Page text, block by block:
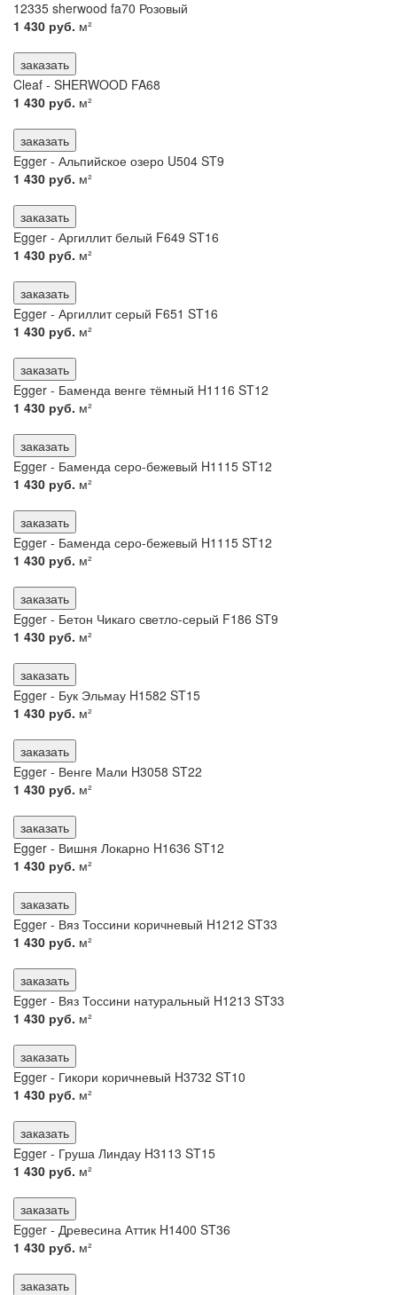
12335 sherwood fa70 Розовый
1 430 руб. м²
заказать
Cleaf - SHERWOOD FA68
1 430 руб. м²
заказать
Egger - Альпийское озеро U504 ST9
1 430 руб. м²
заказать
Egger - Аргиллит белый F649 ST16
1 430 руб. м²
заказать
Egger - Аргиллит серый F651 ST16
1 430 руб. м²
заказать
Egger - Баменда венге тёмный H1116 ST12
1 430 руб. м²
заказать
Egger - Баменда серо-бежевый H1115 ST12
1 430 руб. м²
заказать
Egger - Баменда серо-бежевый H1115 ST12
1 430 руб. м²
заказать
Egger - Бетон Чикаго светло-серый F186 ST9
1 430 руб. м²
заказать
Egger - Бук Эльмау H1582 ST15
1 430 руб. м²
заказать
Egger - Венге Мали H3058 ST22
1 430 руб. м²
заказать
Egger - Вишня Локарно H1636 ST12
1 430 руб. м²
заказать
Egger - Вяз Тоссини коричневый H1212 ST33
1 430 руб. м²
заказать
Egger - Вяз Тоссини натуральный H1213 ST33
1 430 руб. м²
заказать
Egger - Гикори коричневый H3732 ST10
1 430 руб. м²
заказать
Egger - Груша Линдау H3113 ST15
1 430 руб. м²
заказать
Egger - Древесина Аттик H1400 ST36
1 430 руб. м²
заказать